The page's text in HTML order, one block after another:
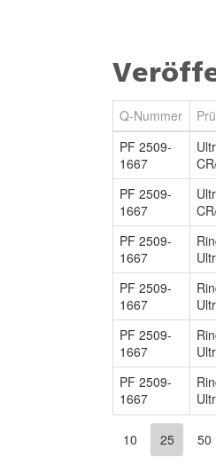
Q-Nummer
PF 2509-
1667
PF 2509-
1667
PF 2509-
1667
PF 2509-
1667
PF 2509-
1667
PF 2509-
1667
10 25 50